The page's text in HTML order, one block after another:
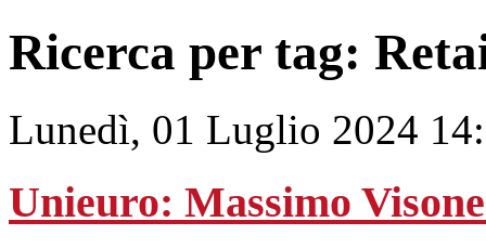
Ricerca per tag:
Lunedì, 01 Luglio 2024
Unieuro: Massimo